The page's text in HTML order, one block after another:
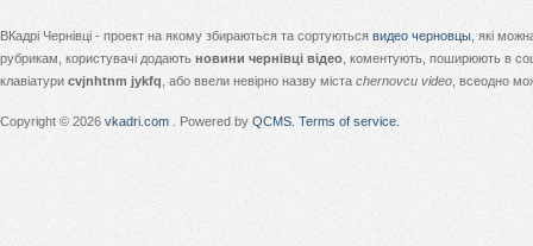
ВКадрі Чернівці - проект на якому збираються та сортуються видео черновцы , які
рубрикам, користувачі додають новини чернівці відео , коментують, поширюють в
клавіатури cvjnhtnm jykfq , або ввели невірно назву міста chernovcu video , всеодно
Copyright © 2026 vkadri.com . Powered by QCMS Terms of service.